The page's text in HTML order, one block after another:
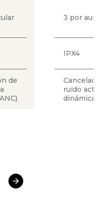
de
3 por
IPX4
ruido